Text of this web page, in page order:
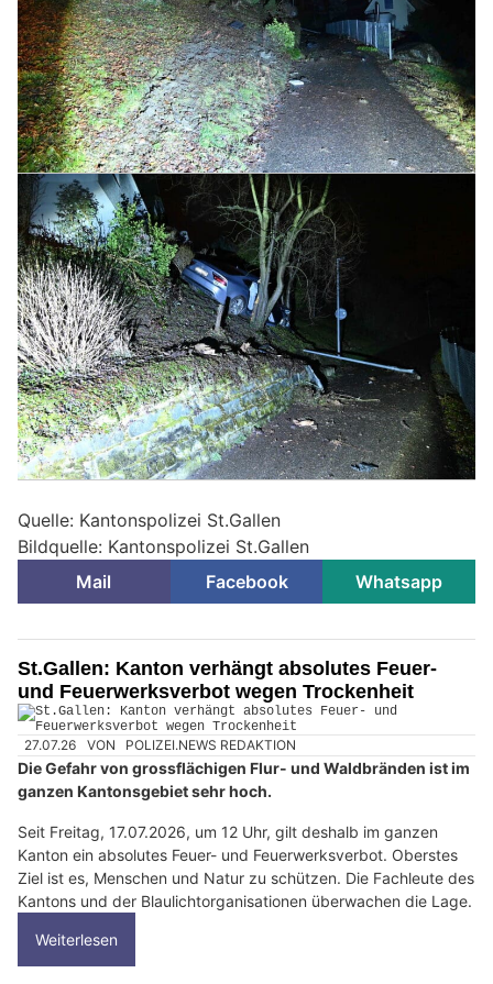
Quelle: Kantonspolizei St.Gallen
Bildquelle: Kantonspolizei St.Gallen
Mail
Facebook Whatsapp
St.Gallen: Kanton verhängt absolutes Feuer-
und Feuerwerksverbot wegen Trockenheit
27.07.26 VON POLIZEI.NEWS REDAKTION
Die Gefahr von grossflächigen Flur- und Waldbränden ist im
ganzen Kantonsgebiet sehr hoch.
Seit Freitag, 17.07.2026, um 12 Uhr, gilt deshalb im ganzen
Kanton ein absolutes Feuer- und Feuerwerksverbot. Oberstes
Ziel ist es, Menschen und Natur zu schützen. Die Fachleute des
Kantons und der Blaulichtorganisationen überwachen die Lage.
Weiterlesen